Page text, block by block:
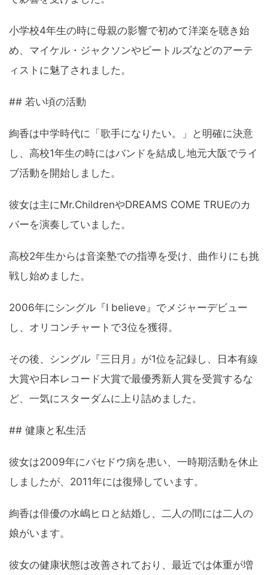
小学校4年生の時に母親の影響で初めて洋楽を聴き始
め、マイケル・ジャクソンやビートルズなどのアーテ
ィストに魅了されました。
## 若い頃の活動
絢香は中学時代に「歌手になりたい。」と明確に決意
し、高校1年生の時にはバンドを結成し地元大阪でライ
ブ活動を開始しました。
彼女は主にMr.ChildrenやDREAMS COME TRUEのカ
バーを演奏していました。
高校2年生からは音楽塾での指導を受け、曲作りにも挑
戦し始めました。
2006年にシングル『I believe』でメジャーデビュー
し、オリコンチャートで3位を獲得。
その後、シングル『三日月』が1位を記録し、日本有線
大賞や日本レコード大賞で最優秀新人賞を受賞するな
ど、一気にスターダムに上り詰めました。
## 健康と私生活
彼女は2009年にバセドウ病を患い、一時期活動を休止
しましたが、2011年には復帰しています。
絢香は俳優の水嶋ヒロと結婚し、二人の間には二人の
娘がいます。
彼女の健康状態は改善されており、最近では体重が増